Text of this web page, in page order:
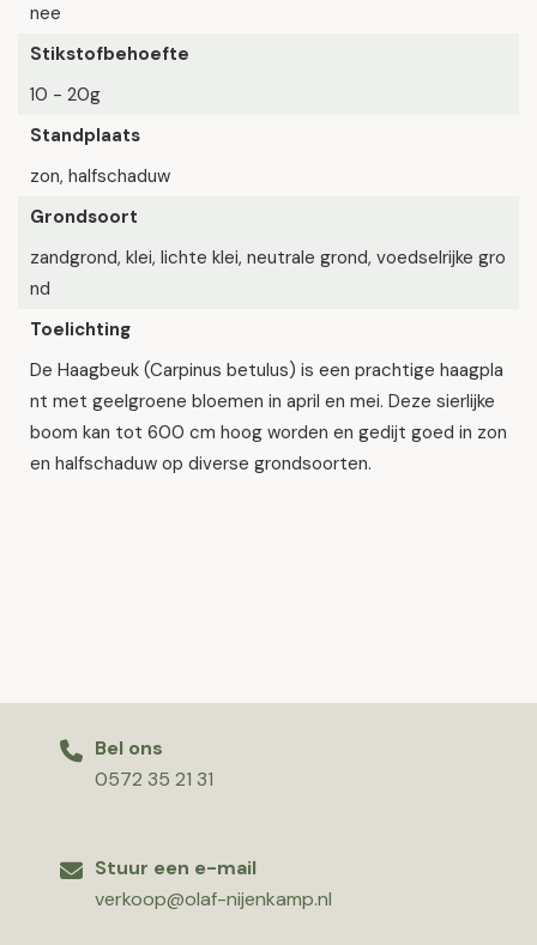
nee
Stikstofbehoefte
10 - 20g
Standplaats
zon, halfschaduw
Grondsoort
zandgrond, klei, lichte klei, neutrale grond, voedselrijke gro
nd
Toelichting
De Haagbeuk (Carpinus betulus) is een prachtige haagpla
nt met geelgroene bloemen in april en mei. Deze sierlijke
boom kan tot 600 cm hoog worden en gedijt goed in zon
en halfschaduw op diverse grondsoorten.
Bel ons
0572 35 21 31
Stuur een e-mail
verkoop@olaf-nijenkamp.nl